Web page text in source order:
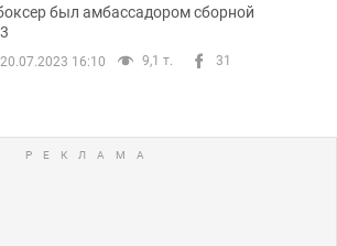
был амбассадором сборной
20.07.2023 16:10 9,1 т. 31